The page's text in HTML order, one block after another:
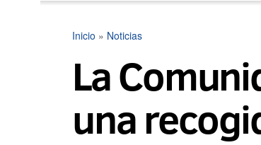
Inicio » Noticias
La
una